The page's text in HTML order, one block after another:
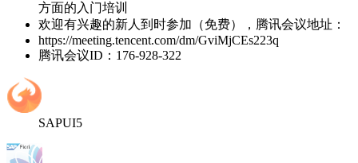
方面的入门培训
欢迎有兴趣的新人到时参加（免费），腾讯会议地址：
https://meeting.tencent.com/dm/GviMjCEs223q
腾讯会议ID：176-928-322
SAPUI5